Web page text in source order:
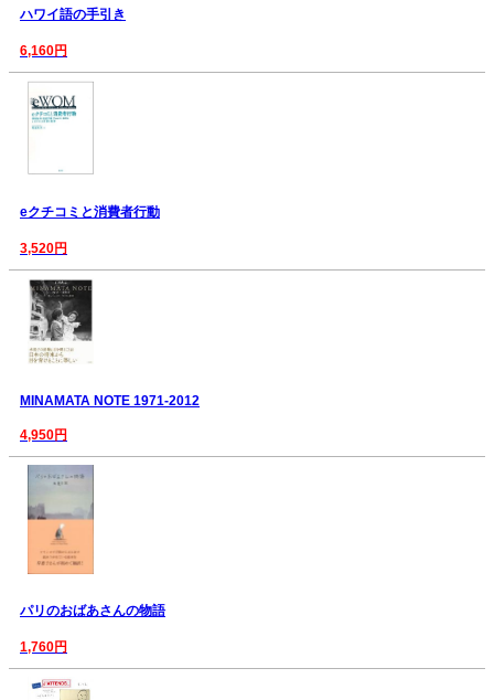
ハワイ語の手引き
6,160円
eクチコミと消費者行動
3,520円
MINAMATA NOTE 1971-2012
4,950円
パリのおばあさんの物語
1,760円